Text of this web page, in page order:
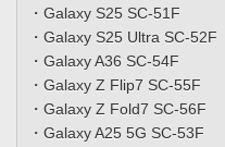
・Galaxy S25 SC-51F
・Galaxy S25 Ultra SC-52F
・Galaxy A36 SC-54F
・Galaxy Z Flip7 SC-55F
・Galaxy Z Fold7 SC-56F
・Galaxy A25 5G SC-53F